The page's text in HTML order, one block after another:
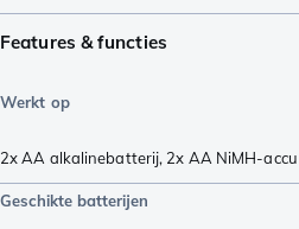
Features & functies
Werkt op
2x AA alkalinebatterij, 2x AA NiMH-accu
Geschikte batterijen